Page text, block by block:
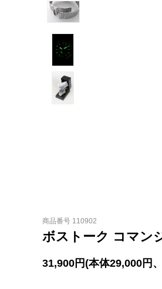
商品番号 110902
ボストーク コマン
31,900円(本体29,000円